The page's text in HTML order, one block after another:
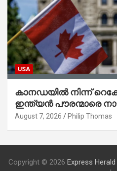
USA
കാനഡയിൽ നിന്ന്
ഇന്ത്യൻ പൗരന്മാരെ
ആറുമാസത്തിനിടെ
August 7, 2026 Philip Thomas
Copyright © 2026 Express